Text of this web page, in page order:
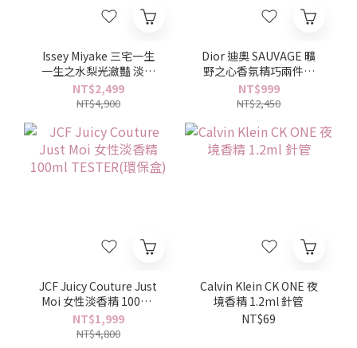
Issey Miyake 三宅一生
一生之水梨光瀲豔 淡香
精 100ml TESTER (環保
盒)
NT$2,499
NT$4,900
Dior 迪奧 SAUVAGE 曠
野之心香氛精巧兩件禮
(香氛10ml+沐浴露
20ml)-公司貨
NT$999
NT$2,450
JCF Juicy Couture Just
Moi 女性淡香精 100ml
TESTER(環保盒)
NT$1,999
NT$4,800
Calvin Klein CK ONE 夜
境香精 1.2ml 針管
NT$69